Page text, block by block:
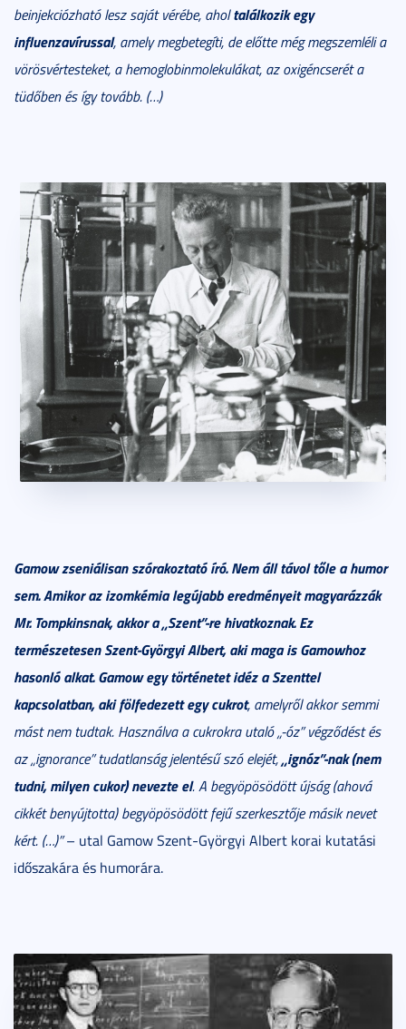
beinjekciózható lesz saját vérébe, aholtalálkozik egy
influenzavírussal, amely megbetegíti, de előtte még megszemléli a
vörösvértesteket, a hemoglobinmolekulákat, az oxigéncserét a
tüdőben és így tovább. (…)
Gamow zseniálisan szórakoztató író. Nem áll távol tőle a humor
sem. Amikor az izomkémia legújabb eredményeit magyarázzák
Mr. Tompkinsnak, akkor a „Szent”-re hivatkoznak. Ez
természetesen Szent-Györgyi Albert, aki maga is Gamowhoz
hasonló alkat. Gamow egy történetet idéz a Szenttel
kapcsolatban, aki fölfedezett egy cukrot, amelyről akkor semmi
mást nem tudtak. Használva a cukrokra utaló „-óz” végződést és
az „ignorance” tudatlanság jelentésű szó elejét,„ignóz”-nak (nem
tudni, milyen cukor) nevezte el. A begyöpösödött újság (ahová
cikkét benyújtotta) begyöpösödött fejű szerkesztője másik nevet
kért. (…)”– utal Gamow Szent-Györgyi Albert korai kutatási
időszakára és humorára.